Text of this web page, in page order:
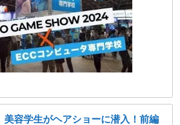
美容学生がヘアショーに潜入！前編